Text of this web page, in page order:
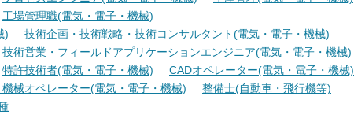
工場管理職(電気・電子・機械)
)
技術企画・技術戦略・技術コンサルタント(電気・電子・機械)
技術営業・フィールドアプリケーションエンジニア(電気・電子・機械)
特許技術者(電気・電子・機械)
CADオペレーター(電気・電子・機械)
械オペレーター(電気・電子・機械)
整備士(自動車・飛行機等)